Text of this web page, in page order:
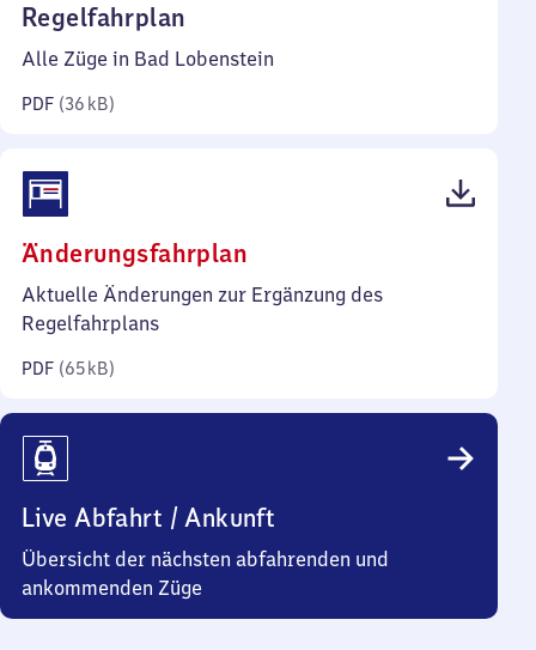
Regelfahrplan
36
Alle Züge in Bad Lobenstein
PDF (36 kB)
Änderungsfahrplan
65
Aktuelle Änderungen zur Ergänzung des
Regelfahrplans
PDF (65 kB)
Live Abfahrt / Ankunft
Übersicht der nächsten abfahrenden und
ankommenden Züge